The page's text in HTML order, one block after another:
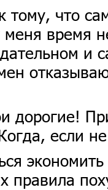
тому, что
время
и
дорогие!
если
правила